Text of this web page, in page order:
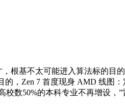
基不太可能进入算法标的目
，Zen 7 首度现身 AMD 线图
数50%的本科专业不再增设，”